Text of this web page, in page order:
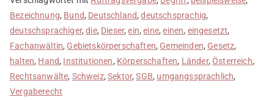
Bezeichnung, Bund, Deutschland,deutschsprachig,
deutschsprachiger,die, Dieser,ein,eine,einen, eingesetzt,
Fachanwältin, Gebietskörperschaften, Gemeinden, Gesetz,
halten, Hand, Institutionen, Körperschaften, Länder,Österreich,
Rechtsanwälte, Schweiz,Sektor,SGB, umgangssprachlich,
Vergaberecht